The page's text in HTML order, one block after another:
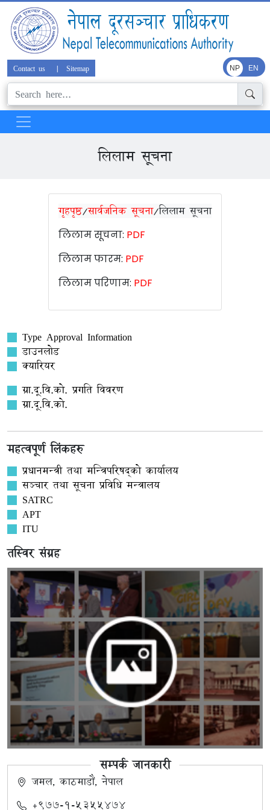
Contact us | Sitemap NP EN
लिलाम सूचना
गृहपृष्ठ/सार्वजनिक सूचना/लिलाम सूचना
लिलाम सूचना: PDF
लिलाम फारम: PDF
लिलाम परिणाम: PDF
Type Approval Information
डाउनलोड
क्यारियर
ग्रा.दू.वि.को. प्रगति विवरण
ग्रा.दू.वि.को.
महत्वपूर्ण लिंकहरु
प्रधानमन्त्री तथा मन्त्रिपरिषद्को कार्यालय
सञ्‍चार तथा सूचना प्रविधि मन्त्रालय
SATRC
APT
ITU
तस्विर संग्रह
सम्पर्क जानकारी
जमल, काठमाडौं, नेपाल
+९७७-१-५३५५४७४